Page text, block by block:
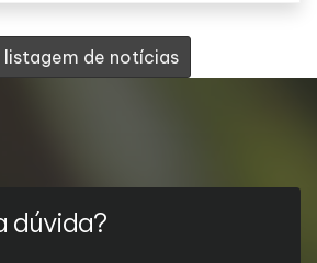
listagem de notícias
dúvida?